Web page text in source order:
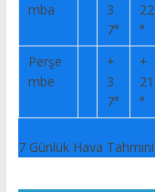
mba
3
7°
22
°
Perşe
mbe
+
3
7°
+
21
°
7 Günlük Hava Tahmini